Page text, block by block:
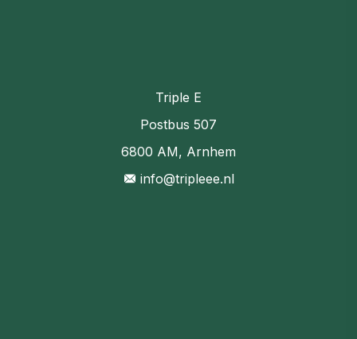
Triple E
Postbus 507
6800 AM, Arnhem
info@tripleee.nl